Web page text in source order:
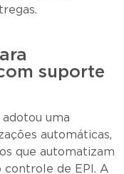
suporte
adotou uma
automáticas,
que automatizam
controle de EPI. A